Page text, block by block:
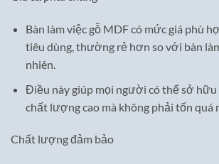
Bàn làm việc gỗ MDF có mức giá phù
tiêu dùng, thường rẻ hơn so với bàn
nhiên.
Điều này giúp mọi người có thể sở hữu
chất lượng cao mà không phải tốn quá
Chất lượng đảm bảo